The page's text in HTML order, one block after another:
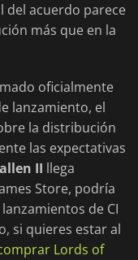
del acuerdo parece
más que en la
oficialmente
lanzamiento, el
la distribución
las expectativas
II llega
Store, podría
de CI
si quieres estar al
Lords of